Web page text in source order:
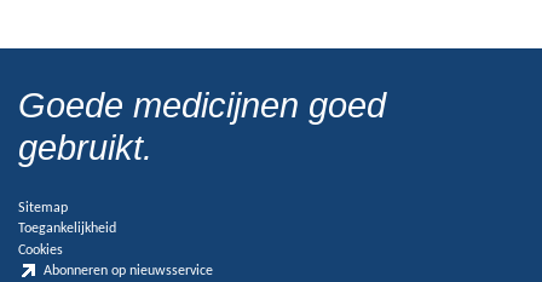
Goede medicijnen goed
gebruikt.
Sitemap
Toegankelijkheid
Cookies
Abonneren op nieuwsservice